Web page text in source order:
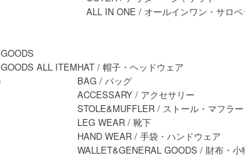
ALL IN ONE / オールインワン・サロ
GOODS
GOODS ALL ITEMHAT / 帽子・ヘッドウェア
BAG / バッグ
ACCESSARY / アクセサリー
STOLE&MUFFLER / ストール・マフラー
LEG WEAR / 靴下
HAND WEAR / 手袋・ハンドウェア
WALLET&GENERAL GOODS / 財布・小